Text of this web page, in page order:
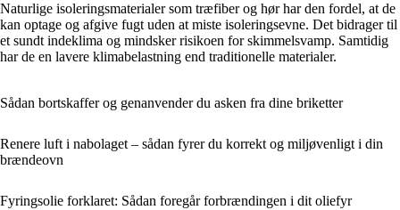
Naturlige isoleringsmaterialer som træfiber og hør har den fordel, at de
kan optage og afgive fugt uden at miste isoleringsevne. Det bidrager til
et sundt indeklima og mindsker risikoen for skimmelsvamp. Samtidig
har de en lavere klimabelastning end traditionelle materialer.
Sådan bortskaffer og genanvender du asken fra dine briketter
Renere luft i nabolaget – sådan fyrer du korrekt og miljøvenligt i din
brændeovn
Fyringsolie forklaret: Sådan foregår forbrændingen i dit oliefyr